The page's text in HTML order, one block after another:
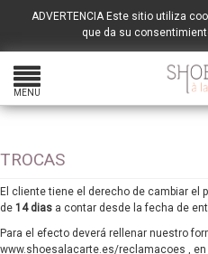
ADVERTENCIA Este sitio utiliza
que da su
MENU
TROCAS
El cliente tiene el derecho de cambiar el
de 14 dias a contar desde la fecha de
Para el efecto deverá rellenar nuestro
www.shoesalacarte.es/reclamacoes ,